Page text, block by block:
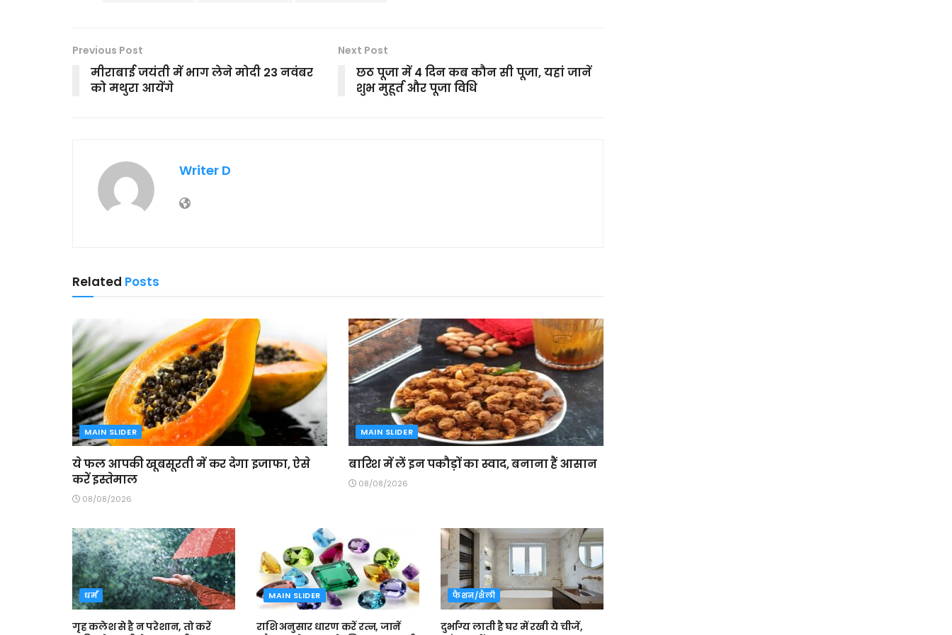
Previous Post
मीराबाई जयंती में भाग लेने मोदी 23 नवंबर
को मथुरा आयेंगे
Next Post
छठ पूजा में 4 दिन कब कौन सी पूजा, यहां जानें
शुभ मुहूर्त और पूजा विधि
Writer D
Related Posts
MAIN SLIDER
ये फल आपकी खूबसूरती में कर देगा इजाफा, ऐसे
करें इस्तेमाल
08/08/2026
MAIN SLIDER
बारिश में लें इन पकौड़ों का स्वाद, बनाना हैं आसान
08/08/2026
धर्म
गृह कलेश से है न परेशान, तो करें
MAIN SLIDER
राशि अनुसार धारण करें रत्न, जानें
फैशन/शैली
दुर्भाग्य लाती है घर में रखी ये चीजें,